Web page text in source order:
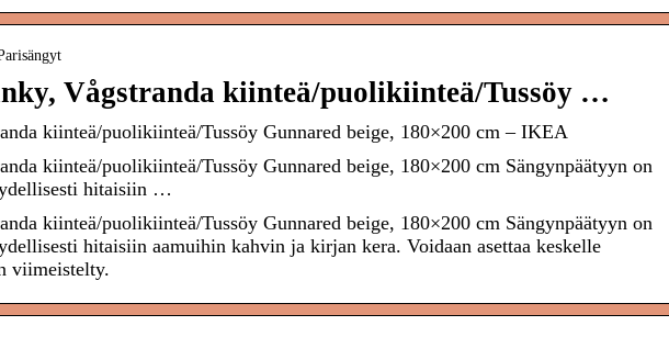
Vågstranda kiinteä/puolikiinteä/Tussöy …
kiinteä/puolikiinteä/Tussöy Gunnared beige, 180×200 cm – IKEA
kiinteä/puolikiinteä/Tussöy Gunnared beige, 180×200 cm Sängynpäätyyn on
hitaisiin …
kiinteä/puolikiinteä/Tussöy Gunnared beige, 180×200 cm Sängynpäätyyn on
hitaisiin aamuihin kahvin ja kirjan kera. Voidaan asettaa keskelle
viimeistelty.